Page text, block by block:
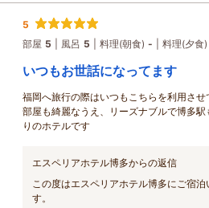
5
部屋 5 風呂 5 料理(朝食) - 料理(夕食)
いつもお世話になってます
福岡へ旅行の際はいつもこちらを利用さ
部屋も綺麗なうえ、リーズナブルで博多
りのホテルです
エスペリアホテル博多からの返信
この度はエスペリアホテル博多にご宿
す。